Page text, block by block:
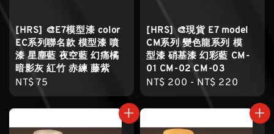
[HRS] 🎨E7模型漆 color
EC系列聯名款 模型漆 噴
漆 星塵藍 夜空藍 幻痛橘
暗影灰 紅竹 赤練 藤紫
Regular
price
NT$ 75
[HRS] 🎨現貨 E7 model
CM系列 變色龍系列 模
型漆 硝基漆 幻彩藍 CM-
01 CM-02 CM-03
Regular
price
NT$ 200 - NT$ 220